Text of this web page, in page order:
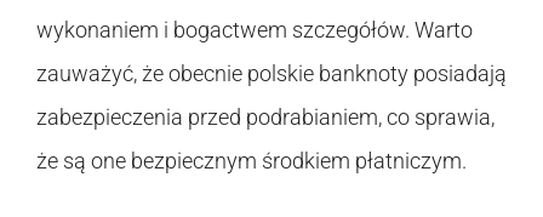
wykonaniem i bogactwem szczegółów. Warto
zauważyć, że obecnie polskie banknoty posiadają
zabezpieczenia przed podrabianiem, co sprawia,
że są one bezpiecznym środkiem płatniczym.